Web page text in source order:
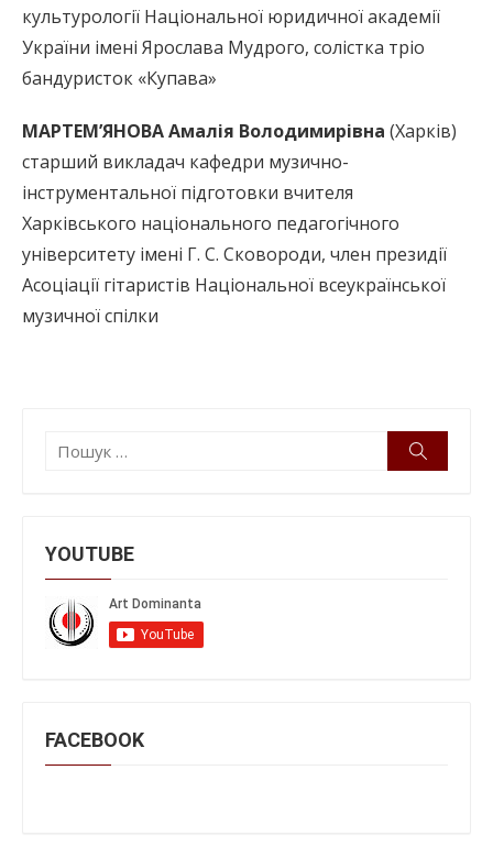
культурології Національної юридичної академії
України імені Ярослава Мудрого, солістка тріо
бандуристок «Купава»
МАРТЕМ’ЯНОВА Амалія Володимирівна (Харків)
старший викладач кафедри музично-
інструментальної підготовки вчителя
Харківського національного педагогічного
університету імені Г. С. Сковороди, член президії
Асоціації гітаристів Національної всеукраїнської
музичної спілки
Пошук:
YOUTUBE
FACEBOOK